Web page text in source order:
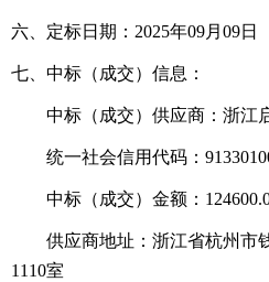
六、定标日期：2025年09月 09日
七、中标 （ 成交） 信息 ：
中标（成交）供应商：浙江
统一社会信用代码：
中标（成交）金额：
供应商地址：浙江省杭州市
1110室